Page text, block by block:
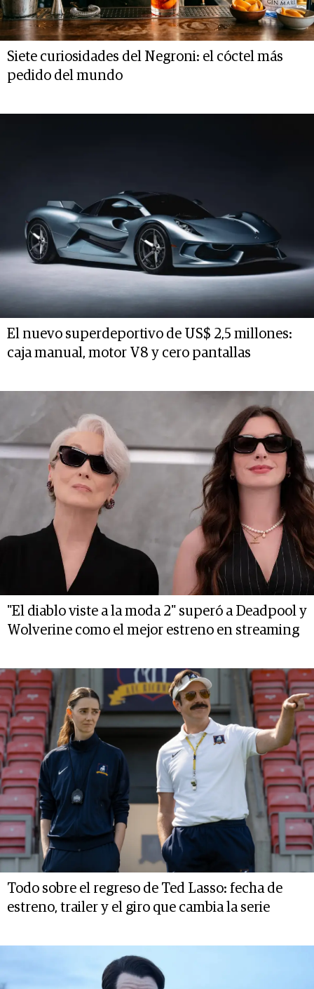
Siete curiosidades del Negroni: el cóctel más
pedido del mundo
El nuevo superdeportivo de US$ 2,5 millones:
caja manual, motor V8 y cero pantallas
"El diablo viste a la moda 2" superó a Deadpool y
Wolverine como el mejor estreno en streaming
Todo sobre el regreso de Ted Lasso: fecha de
estreno, trailer y el giro que cambia la serie